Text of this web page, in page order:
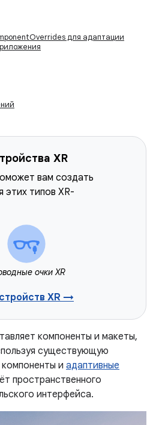
для адаптации
XR
вам создать
этих типов XR-
очки XR
XR →
компоненты и макеты,
существующую
компоненты и адаптивные
пространственного
интерфейса.